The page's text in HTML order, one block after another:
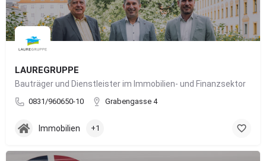
LAUREGRUPPE
Bauträger und Dienstleister im Immobilien- und Finanzsektor
0831/960650-10 Grabengasse 4
Immobilien +1